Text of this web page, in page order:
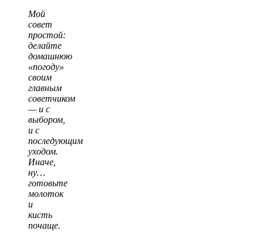
Мой
совет
простой:
делайте
домашнюю
«погоду»
своим
главным
советчиком
— и с
выбором,
и с
последующим
уходом.
Иначе,
ну…
готовьте
молоток
и
кисть
почаще.